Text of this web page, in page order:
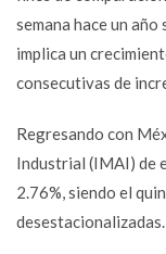
semana hace un
implica un
consecutivas de
Regresando con
Industrial (IMAI) de
2.76%, siendo el
desestacionalizadas.